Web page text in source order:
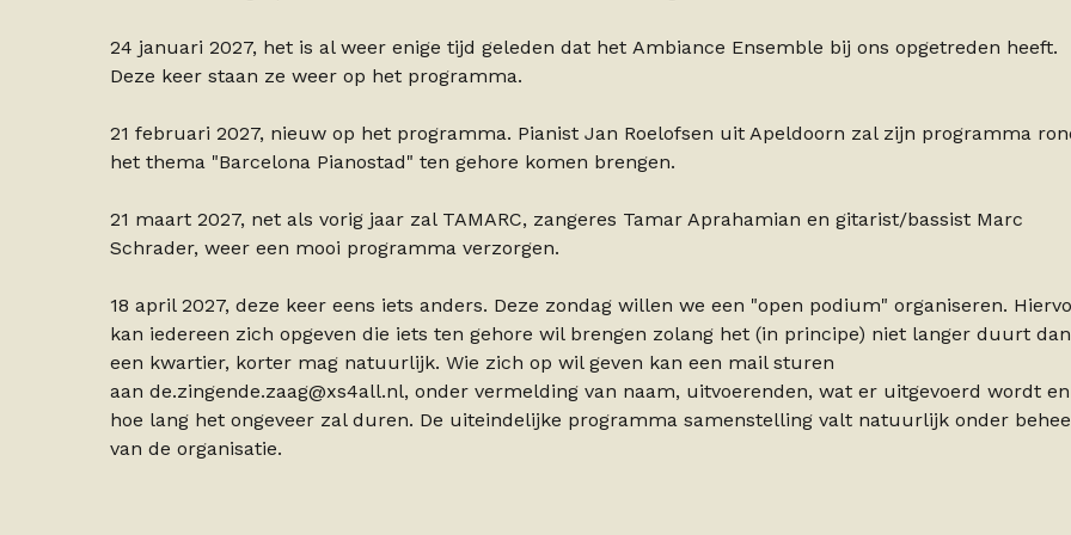
24 januari 2027, het is al weer enige tijd geleden dat het Ambiance Ensemble bij ons opgetreden heeft.
Deze keer staan ze weer op het programma.
21 februari 2027, nieuw op het programma. Pianist Jan Roelofsen uit Apeldoorn zal zijn programma
het thema "Barcelona Pianostad" ten gehore komen brengen.
21 maart 2027, net als vorig jaar zal TAMARC, zangeres Tamar Aprahamian en gitarist/bassist Marc
Schrader, weer een mooi programma verzorgen.
18 april 2027, deze keer eens iets anders. Deze zondag willen we een "open podium" organiseren.
kan iedereen zich opgeven die iets ten gehore wil brengen zolang het (in principe) niet langer duurt dan
een kwartier, korter mag natuurlijk. Wie zich op wil geven kan een mail sturen
aan de.zingende.zaag@xs4all.nl, onder vermelding van naam, uitvoerenden, wat er uitgevoerd wordt en
hoe lang het ongeveer zal duren. De uiteindelijke programma samenstelling valt natuurlijk onder
van de organisatie.